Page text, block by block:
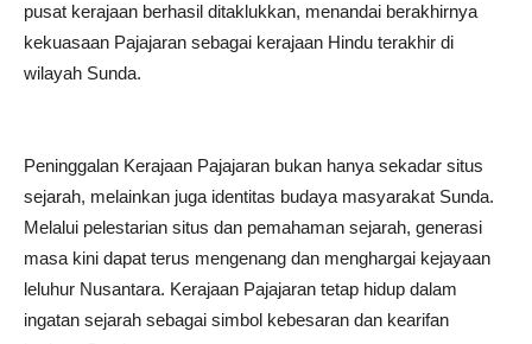
pusat kerajaan berhasil ditaklukkan, menandai berakhirnya
kekuasaan Pajajaran sebagai kerajaan Hindu terakhir di
wilayah Sunda.
Peninggalan Kerajaan Pajajaran bukan hanya sekadar situs
sejarah, melainkan juga identitas budaya masyarakat Sunda.
Melalui pelestarian situs dan pemahaman sejarah, generasi
masa kini dapat terus mengenang dan menghargai kejayaan
leluhur Nusantara. Kerajaan Pajajaran tetap hidup dalam
ingatan sejarah sebagai simbol kebesaran dan kearifan